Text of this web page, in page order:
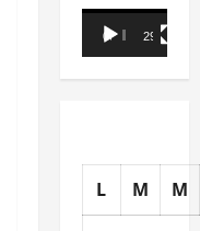
Lecteur
vidéo
00:00 29:21
L M M